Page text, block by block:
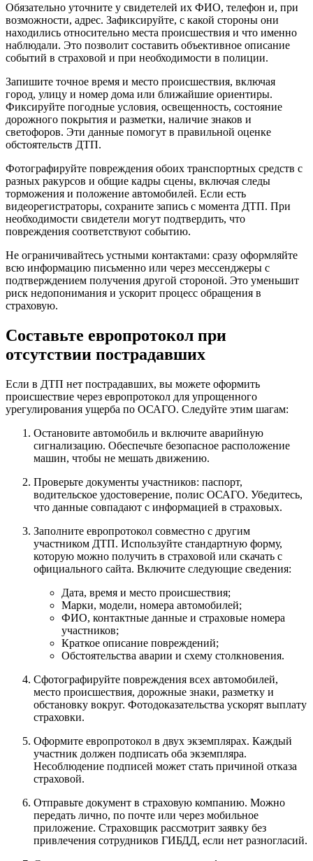
Обязательно уточните у свидетелей их ФИО, телефон и, при
возможности, адрес. Зафиксируйте, с какой стороны они
находились относительно места происшествия и что именно
наблюдали. Это позволит составить объективное описание
событий в страховой и при необходимости в полиции.
Запишите точное время и место происшествия, включая
город, улицу и номер дома или ближайшие ориентиры.
Фиксируйте погодные условия, освещенность, состояние
дорожного покрытия и разметки, наличие знаков и
светофоров. Эти данные помогут в правильной оценке
обстоятельств ДТП.
Фотографируйте повреждения обоих транспортных средств с
разных ракурсов и общие кадры сцены, включая следы
торможения и положение автомобилей. Если есть
видеорегистраторы, сохраните запись с момента ДТП. При
необходимости свидетели могут подтвердить, что
повреждения соответствуют событию.
Не ограничивайтесь устными контактами: сразу оформляйте
всю информацию письменно или через мессенджеры с
подтверждением получения другой стороной. Это уменьшит
риск недопонимания и ускорит процесс обращения в
страховую.
Составьте европротокол при
отсутствии пострадавших
Если в ДТП нет пострадавших, вы можете оформить
происшествие через европротокол для упрощенного
урегулирования ущерба по ОСАГО. Следуйте этим шагам:
Остановите автомобиль и включите аварийную
сигнализацию. Обеспечьте безопасное расположение
машин, чтобы не мешать движению.
Проверьте документы участников: паспорт,
водительское удостоверение, полис ОСАГО. Убедитесь,
что данные совпадают с информацией в страховых.
Заполните европротокол совместно с другим
участником ДТП. Используйте стандартную форму,
которую можно получить в страховой или скачать с
официального сайта. Включите следующие сведения:
Дата, время и место происшествия;
Марки, модели, номера автомобилей;
ФИО, контактные данные и страховые номера
участников;
Краткое описание повреждений;
Обстоятельства аварии и схему столкновения.
Сфотографируйте повреждения всех автомобилей,
место происшествия, дорожные знаки, разметку и
обстановку вокруг. Фотодоказательства ускорят выплату
страховки.
Оформите европротокол в двух экземплярах. Каждый
участник должен подписать оба экземпляра.
Несоблюдение подписей может стать причиной отказа
страховой.
Отправьте документ в страховую компанию. Можно
передать лично, по почте или через мобильное
приложение. Страховщик рассмотрит заявку без
привлечения сотрудников ГИБДД, если нет разногласий.